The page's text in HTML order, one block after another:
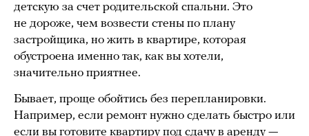
детскую за счет родительской спальни. Это
не дороже, чем возвести стены по плану
застройщика, но жить в квартире, которая
обустроена именно так, как вы хотели,
значительно приятнее.
Бывает, проще обойтись без перепланировки.
Например, если ремонт нужно сделать быстро или
если вы готовите квартиру под сдачу в аренду —